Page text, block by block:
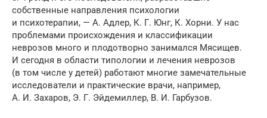
собственные направления психологии
и психотерапии, — А. Адлер, К. Г. Юнг, К. Хорни. У нас
проблемами происхождения и классификации
неврозов много и плодотворно занимался Мясищев.
И сегодня в области типологии и лечения неврозов
(в том числе у детей) работают многие замечательные
исследователи и практические врачи, например,
А. И. Захаров, Э. Г. Эйдемиллер, В. И. Гарбузов.